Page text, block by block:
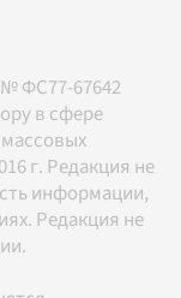
ФС77-67642
в сфере
г. Редакция не
информации,
Редакция не